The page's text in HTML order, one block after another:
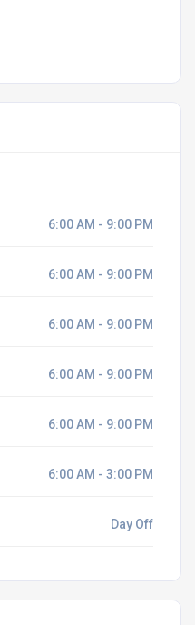
6:00 AM - 9:00 PM
6:00 AM - 9:00 PM
6:00 AM - 9:00 PM
6:00 AM - 9:00 PM
6:00 AM - 9:00 PM
6:00 AM - 3:00 PM
Day Off